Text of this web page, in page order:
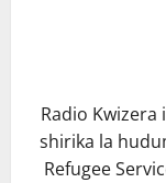
Radio Kwizera
shirika la
Refugee